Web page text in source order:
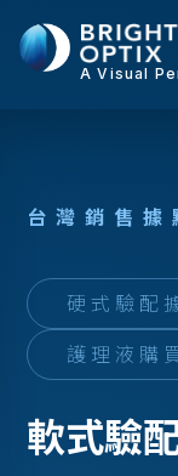
A Visual
台灣銷 售據
硬式驗配
護理液購
軟式驗